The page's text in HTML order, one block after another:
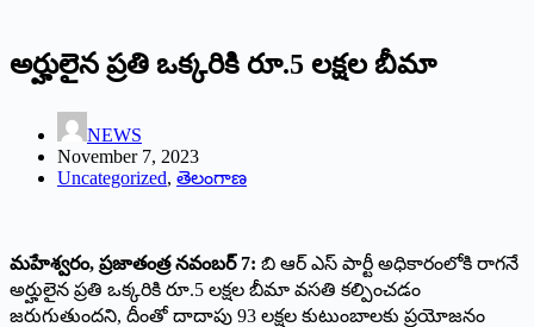
అర్హులైన ప్రతి ఒక్కరికి రూ.5 లక్షల బీమా
NEWS
November 7, 2023
Uncategorized, తెలంగాణ
మహేశ్వరం, ప్రజాతంత్ర నవంబర్ 7: బి ఆర్ ఎస్ పార్టీ అధికారంలోకి రాగనే
అర్హులైన ప్రతి ఒక్కరికి రూ.5 లక్షల బీమా వసతి కల్పించడం
జరుగుతుందని, దీంతో దాదాపు 93 లక్షల కుటుంబాలకు ప్రయోజనం